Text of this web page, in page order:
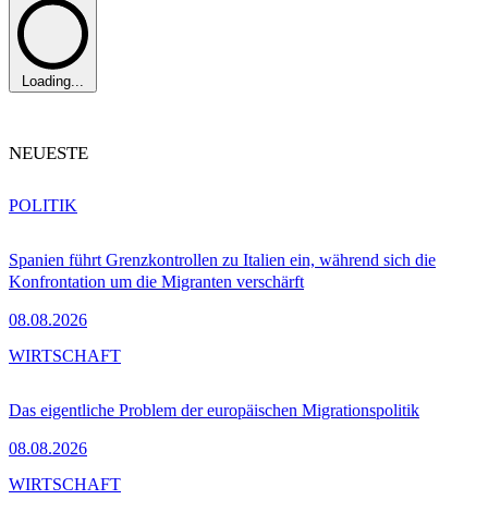
Loading...
NEUESTE
Spanien führt Grenzkontrollen zu Italien ein, während sich die
Konfrontation um die Migranten verschärft
08.08.2026
POLITIK
Das eigentliche Problem der europäischen Migrationspolitik
08.08.2026
WIRTSCHAFT
WIRTSCHAFT